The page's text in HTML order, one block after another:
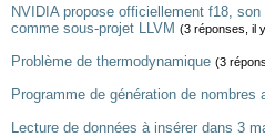
NVIDIA propose officiellement f18,
comme sous-projet LLVM (3 réponses, il
Problème de thermodynamique (3
Programme de génération de nombres
Lecture de données à insérer dans 3